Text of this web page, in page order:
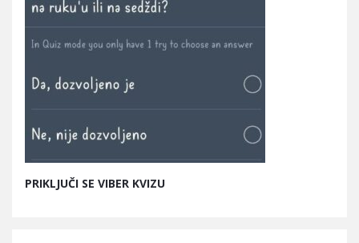
PRIKLJUČI SE VIBER KVIZU